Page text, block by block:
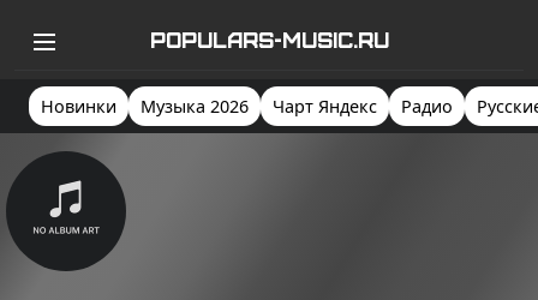
POPULARS-MUSIC.RU
Новинки Музыка 2026 Чарт Яндекс Радио